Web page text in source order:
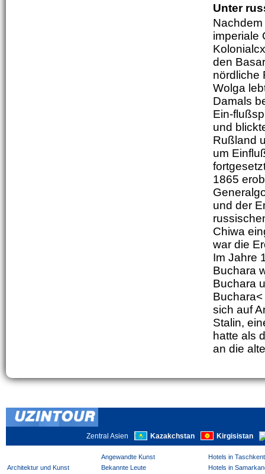
Unter
imperiale
den
nördliche
Wolga
Damals
Ein-
und
Rußland
um
1865
und der
Chiwa
war die
Im Jahre
Buchara
Buchara
sich auf
Stalin,
hatte als
an die
Zentral Asien Kazakchstan Kirgisistan
Angewandte Kunst
Architektur und Kunst
Bekannte Leute
Hotels in
Hotels in